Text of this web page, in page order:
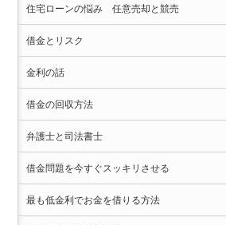
住宅ローンの悩み 任意売却と競売
借金とリスク
金利の話
借金の回収方法
弁護士と司法書士
借金問題を今すぐスッキリさせる
最も低金利でお金を借りる方法